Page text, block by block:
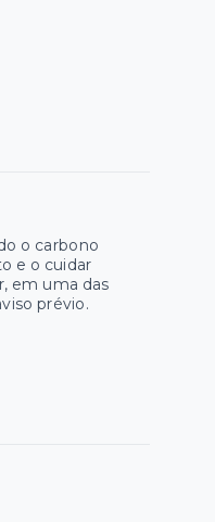
o carbono
e o cuidar
em uma das
prévio.